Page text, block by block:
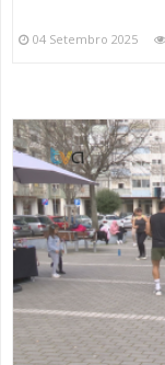
04 Setembro 2025